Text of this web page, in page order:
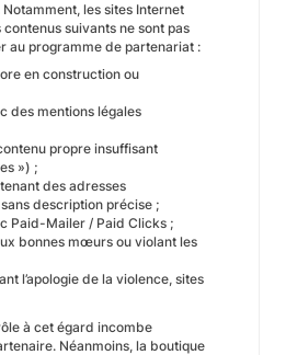
les sites Internet
suivants ne sont pas
au programme de partenariat :
en construction ou
des mentions légales
propre insuffisant
») ;
des adresses
description précise ;
Paid-Mailer / Paid Clicks ;
bonnes mœurs ou violant les
l’apologie de la violence, sites
à cet égard incombe
Néanmoins, la boutique